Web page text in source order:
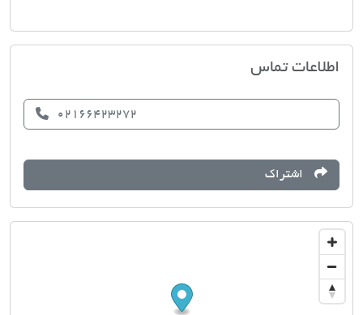
اطلاعات تماس
02166423272
اشتراک